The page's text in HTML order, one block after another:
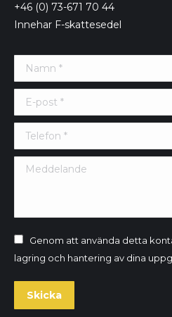
+46 (0) 73-671 70 44
Innehar F-skattesedel
Namn *
E-post *
Telefon *
Meddelande
Genom att använda detta
lagring och hantering av dina
Skicka